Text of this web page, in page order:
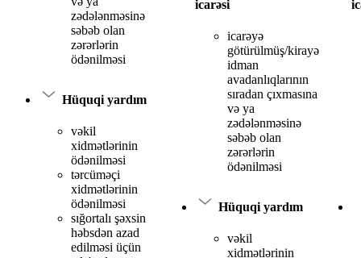
zədələnməsinə
səbəb olan
zərərlərin
ödənilməsi
Hüquqi yardım
vəkil
xidmətlərinin
ödənilməsi
tərcüməçi
xidmətlərinin
ödənilməsi
sığortalı şəxsin
həbsdən azad
edilməsi üçün
icarəsi
icarəyə
götürülmüş/kirayə
idman
avadanlıqlarının
sıradan çıxmasına
və ya
zədələnməsinə
səbəb olan
zərərlərin
ödənilməsi
Hüquqi yardım
vəkil
xidmətlərinin